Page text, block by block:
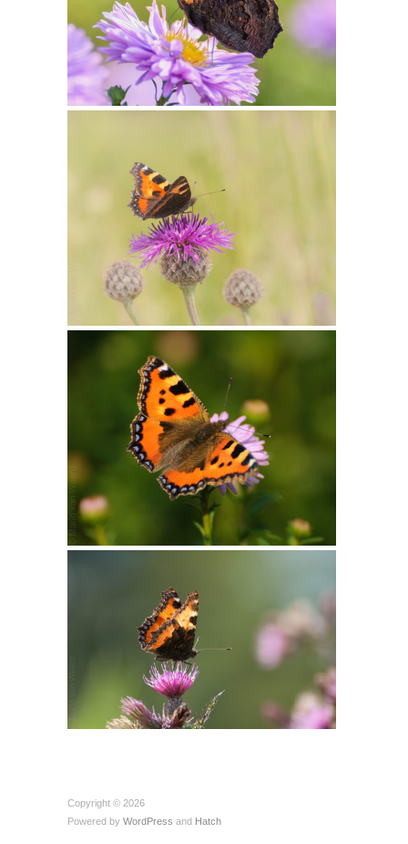
Copyright © 2026
Powered by WordPress and Hatch